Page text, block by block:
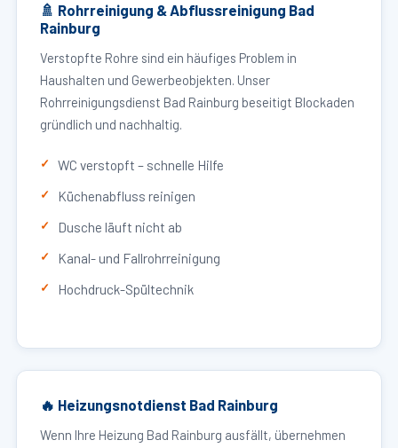
🚿 Rohrreinigung & Abflussreinigung Bad
Rainburg
Verstopfte Rohre sind ein häufiges Problem in
Haushalten und Gewerbeobjekten. Unser
Rohrreinigungsdienst Bad Rainburg beseitigt Blockaden
gründlich und nachhaltig.
WC verstopft – schnelle Hilfe
Küchenabfluss reinigen
Dusche läuft nicht ab
Kanal- und Fallrohrreinigung
Hochdruck-Spültechnik
🔥 Heizungsnotdienst Bad Rainburg
Wenn Ihre Heizung Bad Rainburg ausfällt, übernehmen